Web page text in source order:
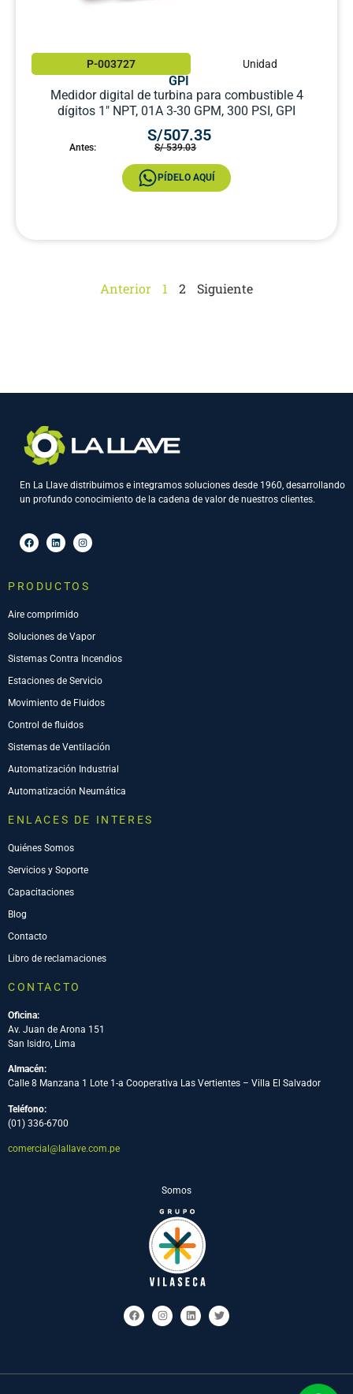
P-003727 Unidad
GPI
Medidor digital de turbina para combustible 4
dígitos 1″ NPT, 01A 3-30 GPM, 300 PSI, GPI
S/507.35
Antes: S/ 539.03
PÍDELO AQUÍ
Anterior 1 2 Siguiente
En La Llave distribuimos e integramos soluciones desde 1960, desarrollando
un profundo conocimiento de la cadena de valor de nuestros clientes.
PRODUCTOS
Aire comprimido
Soluciones de Vapor
Sistemas Contra Incendios
Estaciones de Servicio
Movimiento de Fluidos
Control de fluidos
Sistemas de Ventilación
Automatización Industrial
Automatización Neumática
ENLACES DE INTERES
Quiénes Somos
Servicios y Soporte
Capacitaciones
Blog
Contacto
Libro de reclamaciones
CONTACTO
Oficina:
Av. Juan de Arona 151
San Isidro, Lima
Almacén:
Calle 8 Manzana 1 Lote 1-a Cooperativa Las Vertientes – Villa El Salvador
Teléfono:
(01) 336-6700
comercial@lallave.com.pe
Somos